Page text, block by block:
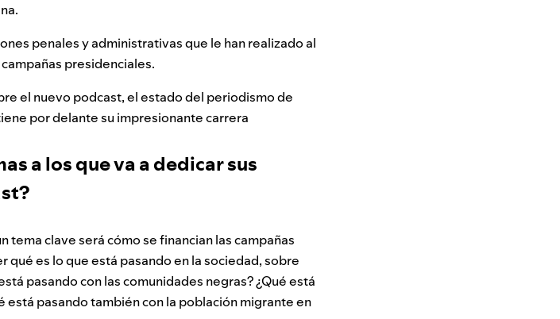
penales y administrativas que le han realizado al
presidenciales.
el nuevo podcast, el estado del periodismo de
por delante su impresionante carrera
a los que va a dedicar sus
tema clave será cómo se financian las campañas
qué es lo que está pasando en la sociedad, sobre
pasando con las comunidades negras? ¿Qué está
está pasando también con la población migrante en